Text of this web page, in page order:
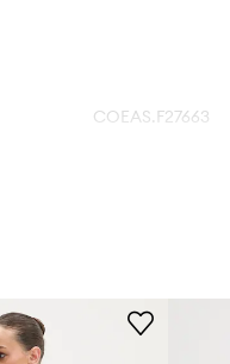
COEAS.F27663